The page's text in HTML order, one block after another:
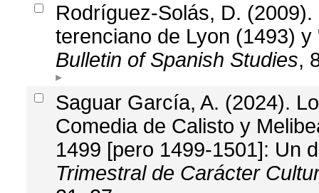
Rodríguez-Solás, D.
terenciano de Lyon (1493)
Bulletin of Spanish Studies,
Saguar García, A. (2024).
Comedia de Calisto y
1499 [pero 1499-1501]: Un
Trimestral de Carácter